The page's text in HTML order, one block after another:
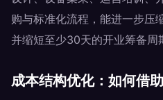
购与标准化流程，能进一步压
并缩短至少30天的开业筹备周
成本结构优化：如何借